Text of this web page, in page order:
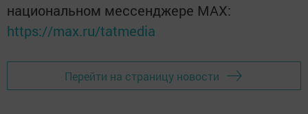
национальном мессенджере MАХ:
https://max.ru/tatmedia
Перейти на страницу новости